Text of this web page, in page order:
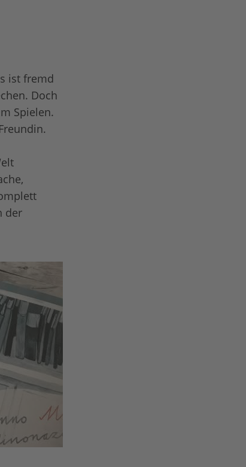
ist fremd
Doch
Spielen.
der